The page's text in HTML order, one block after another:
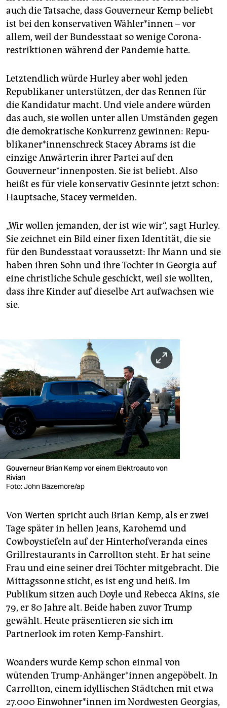
auch die Tatsache, dass Gouverneur Kemp beliebt
ist bei den konservativen Wäh­le­r*in­nen – vor
allem, weil der Bundesstaat so wenige Corona­
restriktionen während der Pandemie hatte.
Letztendlich würde Hurley aber wohl jeden
Republikaner unterstützen, der das Rennen für
die Kandidatur macht. Und viele andere würden
das auch, sie wollen unter allen Umständen gegen
die demokratische Konkurrenz gewinnen: Re­pu­
bli­ka­ne­r*in­nen­schreck Stacey Abrams ist die
einzige Anwärterin ihrer Partei auf den
Gouverneur*innenposten. Sie ist beliebt. Also
heißt es für viele konservativ Gesinnte jetzt schon:
Hauptsache, Stacey vermeiden.
„Wir wollen jemanden, der ist wie wir“, sagt Hurley.
Sie zeichnet ein Bild einer fixen Identität, die sie
für den Bundesstaat voraussetzt: Ihr Mann und sie
haben ihren Sohn und ihre Tochter in Georgia auf
eine christliche Schule geschickt, weil sie wollten,
dass ihre Kinder auf dieselbe Art aufwachsen wie
sie.
Gouverneur Brian Kemp vor einem Elektroauto von
Rivian
Foto: John Bazemore/ap
Von Werten spricht auch Brian Kemp, als er zwei
Tage später in hellen Jeans, Karohemd und
Cowboystiefeln auf der Hinterhofveranda eines
Grillrestaurants in Carrollton steht. Er hat seine
Frau und eine seiner drei Töchter mitgebracht. Die
Mittagssonne sticht, es ist eng und heiß. Im
Publikum sitzen auch Doyle und Rebecca Akins, sie
79, er 80 Jahre alt. Beide haben zuvor Trump
gewählt. Heute präsentieren sie sich im
Partnerlook im roten Kemp-Fanshirt.
Woanders wurde Kemp schon einmal von
wütenden Trump-Anhänger*innen angepöbelt. In
Carrollton, einem idyllischen Städtchen mit etwa
27.000 Ein­woh­ne­r*in­nen im Nordwesten Georgias,